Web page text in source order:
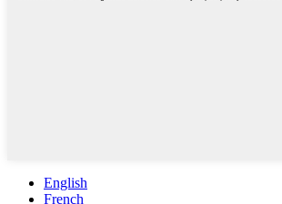
English
French